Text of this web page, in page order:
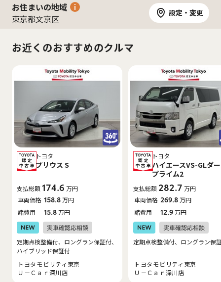
お住まいの地域
東京都文京区
設定・変更
お近くのおすすめのクルマ
トヨタ
プリウス S
支払総額 174.6 万円
車両価格 158.8万円
諸費用
15.8万円
定期点検整備付、ロングラン保証付、
ハイブリッド保証付
トヨタモビリティ東京
Ｕ－Ｃａｒ深川店
トヨタ
ハイエースVS-GLダ
プライム2
支払総額 282.7 万円
車両価格 269.8万円
諸費用
12.9万円
定期点検整備付、ロングラン保
トヨタモビリティ東京
Ｕ－Ｃａｒ深川店